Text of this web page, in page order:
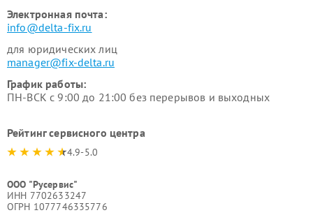
Электронная почта:
info@delta-fix.ru
для юридических лиц
manager@fix-delta.ru
График работы:
ПН-ВСК с 9:00 до 21:00 без перерывов и выходных
Рейтинг сервисного центра
4.9-5.0
ООО "Русервис"
ИНН 7702633247
ОГРН 1077746335776